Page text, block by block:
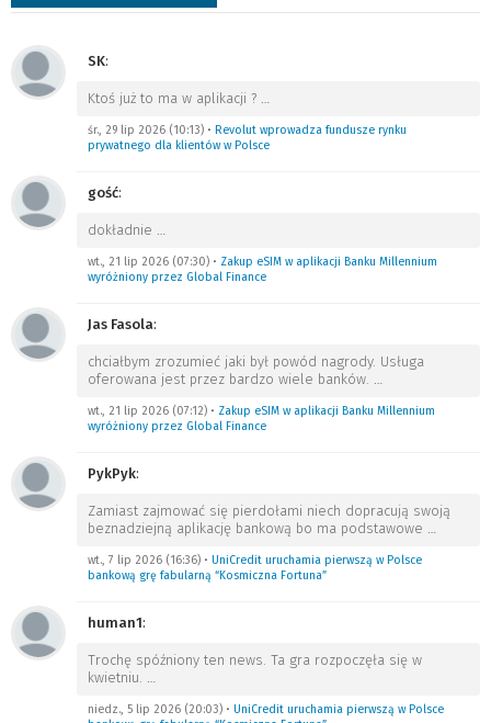
SK:
Ktoś już to ma w aplikacji ? …
śr., 29 lip 2026 (10:13) • Revolut wprowadza fundusze rynku
prywatnego dla klientów w Polsce
gość:
dokładnie …
wt., 21 lip 2026 (07:30) • Zakup eSIM w aplikacji Banku Millennium
wyróżniony przez Global Finance
Jas Fasola:
chciałbym zrozumieć jaki był powód nagrody. Usługa
oferowana jest przez bardzo wiele banków. …
wt., 21 lip 2026 (07:12) • Zakup eSIM w aplikacji Banku Millennium
wyróżniony przez Global Finance
PykPyk:
Zamiast zajmować się pierdołami niech dopracują swoją
beznadziejną aplikację bankową bo ma podstawowe …
wt., 7 lip 2026 (16:36) • UniCredit uruchamia pierwszą w Polsce
bankową grę fabularną “Kosmiczna Fortuna”
human1:
Trochę spóźniony ten news. Ta gra rozpoczęła się w
kwietniu. …
niedz., 5 lip 2026 (20:03) • UniCredit uruchamia pierwszą w Polsce